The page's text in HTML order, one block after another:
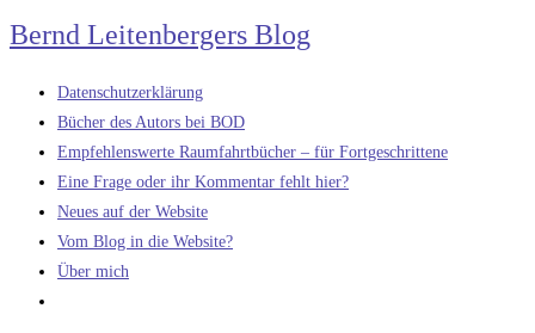
Zum
Inhalt
springen
Bernd Leitenbergers Blog
Datenschutzerklärung
Bücher des Autors bei BOD
Empfehlenswerte Raumfahrtbücher – für Fortgeschrittene
Eine Frage oder ihr Kommentar fehlt hier?
Neues auf der Website
Vom Blog in die Website?
Über mich